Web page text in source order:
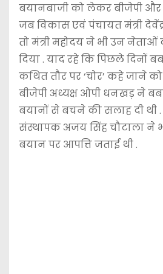
बयानबाजी को लेकर बीजेपी
जब विकास एवं पंचायत मंत्री
तो मंत्री महोदय ने भी उन
दिया . याद रहे कि पिछले दिनों
कथित तौर पर ‘चोर’ कहे जाने
बीजेपी अध्यक्ष ओपी धनखड़ ने
बयानों से बचने की सलाह दी थी
संस्थापक अजय सिंह चौटाला ने
बयान पर आपत्ति जताई थी .